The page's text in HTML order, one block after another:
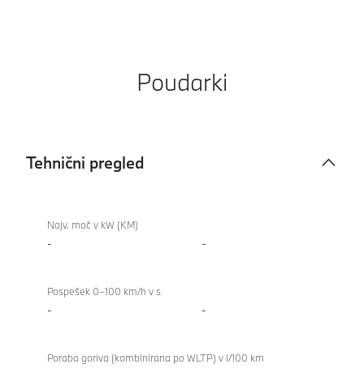
Poudarki
Tehnični pregled
pregled
Najv. moč v kW (KM)
- -
Pospešek 0–100 km/h v s
- -
Poraba goriva (kombinirana po WLTP) v l/100 km